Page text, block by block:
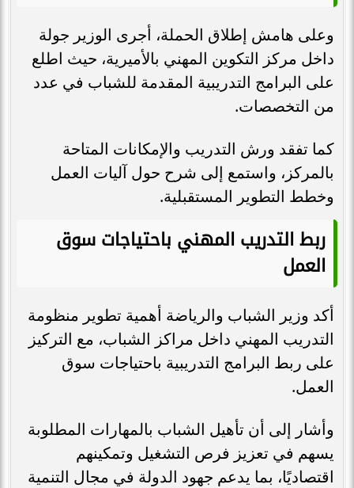
وعلى هامش إطلاق الحملة، أجرى الوزير جولة
داخل مركز التكوين المهني بالأميرية، حيث اطلع
على البرامج التدريبية المقدمة للشباب في عدد
من التخصصات.
كما تفقد ورش التدريب والإمكانات المتاحة
بالمركز، واستمع إلى شرح حول آليات العمل
وخطط التطوير المستقبلية.
ربط التدريب المهني باحتياجات سوق
العمل
أكد وزير الشباب والرياضة أهمية تطوير منظومة
التدريب المهني داخل مراكز الشباب، مع التركيز
على ربط البرامج التدريبية باحتياجات سوق
العمل.
وأشار إلى أن تأهيل الشباب بالمهارات المطلوبة
يسهم في تعزيز فرص التشغيل وتمكينهم
اقتصاديًا، بما يدعم جهود الدولة في مجال التنمية